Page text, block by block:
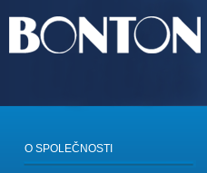
O SPOLEČNOSTI